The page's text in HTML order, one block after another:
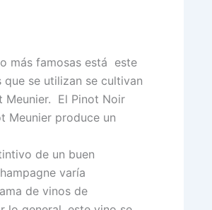
más famosas está este
se utilizan se cultivan
Meunier. El Pinot Noir
Meunier produce un
de un buen
varía
de vinos de